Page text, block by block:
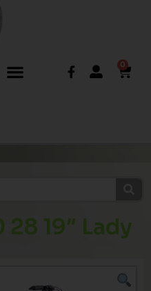
0
19″ Lady